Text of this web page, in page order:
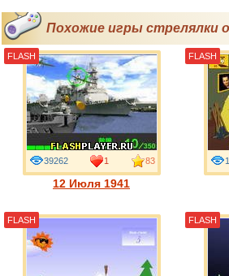
Похожие игры стрелялки
12 Июля 1941
39262 1 83
FLASH FLASH
FLASH FLASH